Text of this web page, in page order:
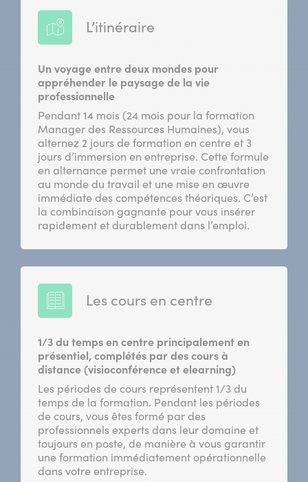
L’itinéraire
Un voyage entre deux mondes pour
appréhender le paysage de la vie
professionnelle
Pendant 14 mois (24 mois pour la formation
Manager des Ressources Humaines), vous
alternez 2 jours de formation en centre et 3
jours d’immersion en entreprise. Cette formule
en alternance permet une vraie confrontation
au monde du travail et une mise en œuvre
immédiate des compétences théoriques. C’est
la combinaison gagnante pour vous insérer
rapidement et durablement dans l’emploi.
Les cours en centre
1/3 du temps en centre principalement en
présentiel, complétés par des cours à
distance (visioconférence et elearning)
Les périodes de cours représentent 1/3 du
temps de la formation. Pendant les périodes
de cours, vous êtes formé par des
professionnels experts dans leur domaine et
toujours en poste, de manière à vous garantir
une formation immédiatement opérationnelle
dans votre entreprise.